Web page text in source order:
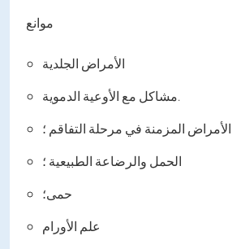
موانع
الأمراض الجلدية
مشاكل مع الأوعية الدموية.
الأمراض المزمنة في مرحلة التفاقم ؛
الحمل والرضاعة الطبيعية ؛
حمى؛
علم الأورام